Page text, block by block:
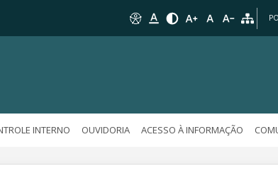
INTERNO OUVIDORIA ACESSO À INFORMAÇÃO